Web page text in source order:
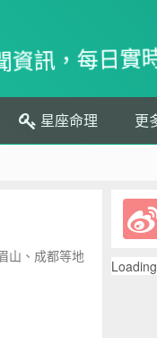
訊，每日實
星座命理 更
山、成都等地